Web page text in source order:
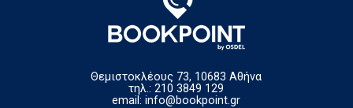
Θεμιστοκλέους 73, 10683 Αθήνα
τηλ.: 210 3849 129
email:info@bookpoint.gr